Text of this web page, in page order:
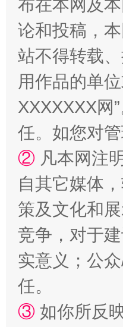
国家大学科技园优
扯下公款旅游的“
布在本网及
论和投稿，
站不得转载
用作品的单
XXXXXXX网
任。如您对
② 凡本网注
自其它媒体
策及文化和
竞争，对于
实意义；公
任。
③ 如你所反